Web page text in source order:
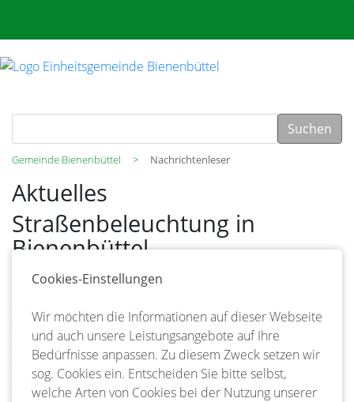
Suchen
Gemeinde Bienenbüttel Nachrichtenleser
Aktuelles
Straßenbeleuchtung in
Bienenbüttel
27-03-2025 14:45
Bienenbüttel
. Die vom Gemeinderat am 02. August 2022
beschlossenen Haushalts- und Energiesparmaßnahmen
sollen auch in diesem Jahr fortgeführt werden. Die
Straßenbeleuchtung wird in den Sommermonaten daher
weiterhin gänzlich ausgeschaltet.
Cookies-Einstellungen
Wir möchten die Informationen auf dieser Webseite
und auch unsere Leistungsangebote auf Ihre
Bedürfnisse anpassen. Zu diesem Zweck setzen wir
sog. Cookies ein. Entscheiden Sie bitte selbst,
welche Arten von Cookies bei der Nutzung unserer